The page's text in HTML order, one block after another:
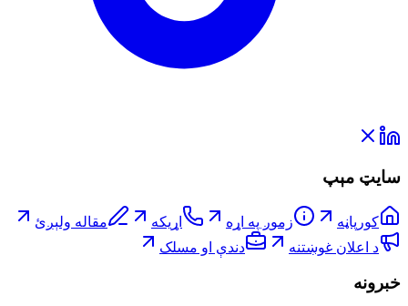
سایټ مېپ
کورپاڼه زموږ په اړه اړیکه
مقاله ولېږئ
د اعلان غوښتنه
دندې او مسلک
خبرونه